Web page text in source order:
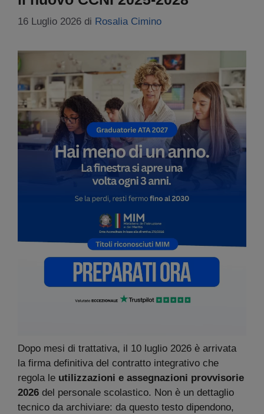
16 Luglio 2026 di Rosalia Cimino
Dopo mesi di trattativa, il 10 luglio 2026 è arrivata
la firma definitiva del contratto integrativo che
regola le utilizzazioni e assegnazioni provvisorie
2026 del personale scolastico. Non è un dettaglio
tecnico da archiviare: da questo testo dipendono,